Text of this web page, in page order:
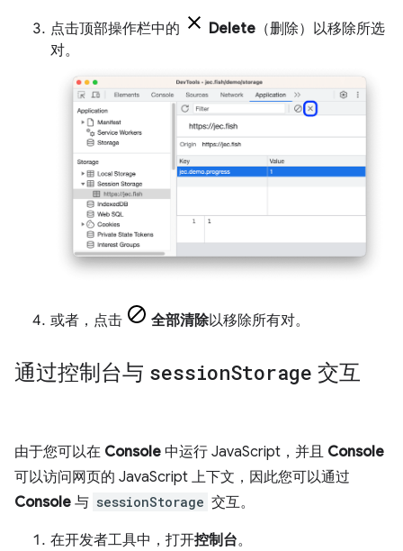
点击顶部操作栏中的 Delete （删除）以移除所选
对。
或者，点击 全部清除以移除所有对。
通过控制台与 sessionStorage 交互
由于您可以在 Console 中运行 JavaScript，并且 Console
可以访问网页的 JavaScript 上下文，因此您可以通过
Console 与 sessionStorage 交互。
在开发者工具中，打开控制台。